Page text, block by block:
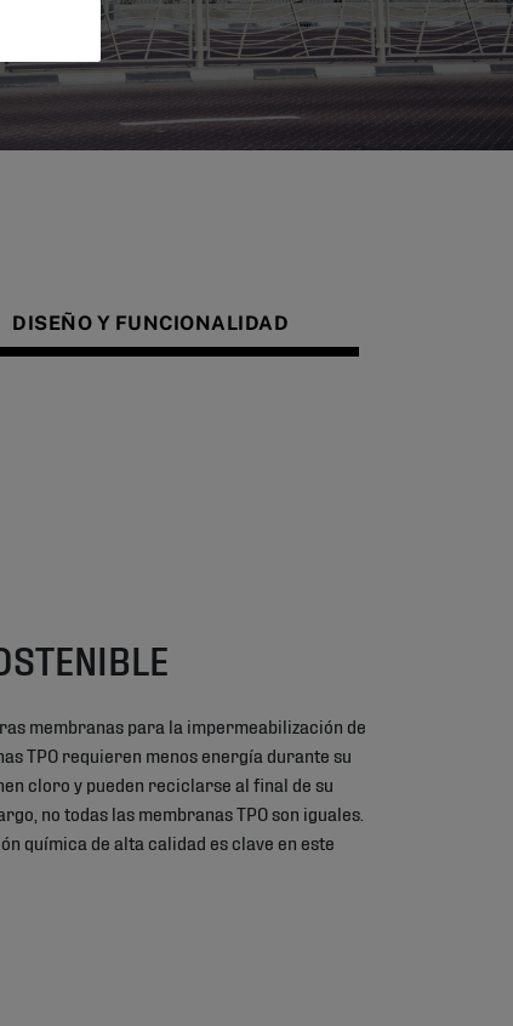
DISEÑO Y FUNCIONALIDAD
membranas para la impermeabilización de
TPO requieren menos energía durante su
cloro y pueden reciclarse al final de su
no todas las membranas TPO son iguales.
química de alta calidad es clave en este